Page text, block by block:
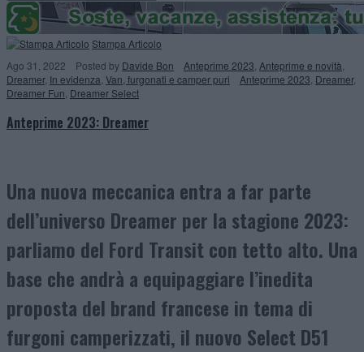
Stampa Articolo
Ago 31, 2022
Posted by Davide Bon Anteprime 2023 Anteprime e novità
Dreamer, In evidenza Van, furgonati e camper puri Anteprime 2023 Dreamer,
Dreamer Fun Dreamer Select
Anteprime 2023: Dreamer
Una nuova meccanica entra a far parte
dell’universo Dreamer per la stagione 2023:
parliamo del Ford Transit con tetto alto. Una
base che andrà a equipaggiare l’inedita
proposta del brand francese in tema di
furgoni camperizzati, il nuovo Select D51